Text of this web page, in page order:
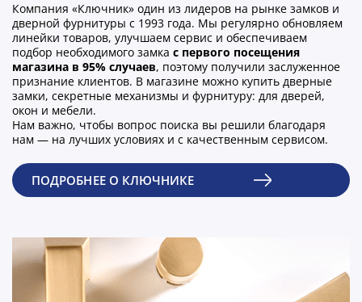
Компания «Ключник» один из лидеров на рынке замков и
дверной фурнитуры с 1993 года. Мы регулярно обновляем
линейки товаров, улучшаем сервис и обеспечиваем
подбор необходимого замка с первого посещения
магазина в 95% случаев, поэтому получили заслуженное
признание клиентов. В магазине можно купить дверные
замки, секретные механизмы и фурнитуру: для дверей,
окон и мебели.
Нам важно, чтобы вопрос поиска вы решили благодаря
нам — на лучших условиях и с качественным сервисом.
ПОДРОБНЕЕ О КЛЮЧНИКЕ